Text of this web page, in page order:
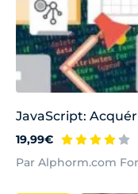
JavaScript:
19,99€
Par Alphorm.com